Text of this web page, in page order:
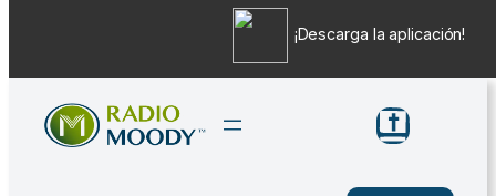
contenido
¡Descarga la aplicación!